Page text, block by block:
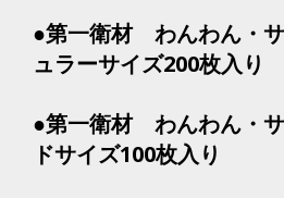
●第一衛材 わんわん・
ュラーサイズ200枚入り
●第一衛材 わんわん・
ドサイズ100枚入り